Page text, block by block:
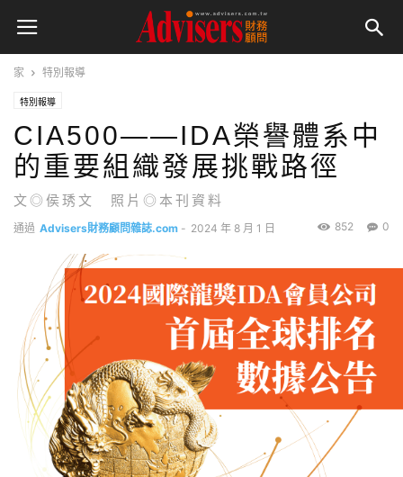
家 特別報導
特別報導
CIA500——IDA榮譽體系中
的重要組織發展挑戰路徑
文◎侯琇文 照片◎本刊資料
通過 Advisers財務顧問雜誌.com - 2024 年 8 月 1 日 0
852